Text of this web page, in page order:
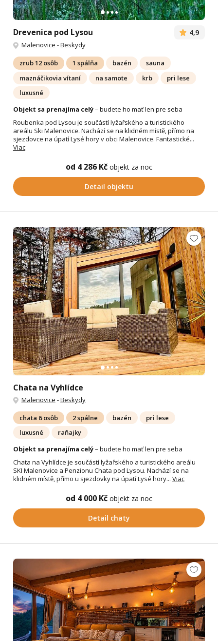
Drevenica pod Lysou 4,9
Malenovice -Beskydy
zrub 12 osôb 1 spálňa bazén
sauna
maznáčikovia vítaní
na samote krb
pri lese
luxusné
Objekt sa prenajíma celý– budete ho mať len pre seba
Roubenka pod Lysou je součástí lyžařského a turistického
areálu Ski Malenovice. Nachází se na klidném místě, přímo na
sjezdovce na úpatí Lysé hory v obci Malenovice. Fantastické...
Viac
od 4 286 Kč objekt za noc
Detail objektu
Chata na Vyhlídce
Malenovice -Beskydy
chata 6 osôb 2 spálne bazén
pri lese
luxusné
raňajky
Objekt sa prenajíma celý– budete ho mať len pre seba
Chata na Vyhlídce je součástí lyžařského a turistického areálu
SKI Malenovice a Penzionu Chata pod Lysou. Nachází se na
klidném místě, přímo u sjezdovky na úpatí Lysé hory... Viac
od 4 000 Kč objekt za noc
Detail chaty